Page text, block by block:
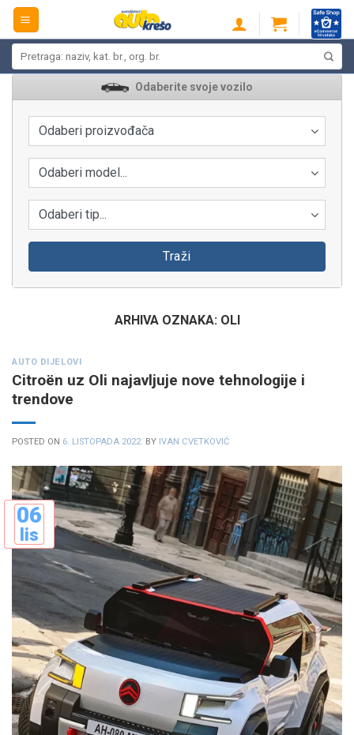
Skip
content
Odaberite svoje vozilo
Odaberi proizvođača
Odaberi model...
Odaberi tip...
Traži
ARHIVA OZNAKA: OLI
AUTO DIJELOVI
Citroën uz Oli najavljuje nove tehnologije i
trendove
POSTED ON 6. LISTOPADA 2022. BY IVAN CVETKOVIĆ
06
lis